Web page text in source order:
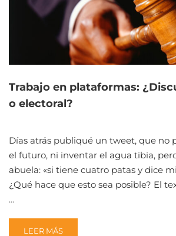
Trabajo en plataformas:
o electoral?
Días atrás publiqué un tweet, que no
el futuro, ni inventar el agua tibia,
abuela: «si tiene cuatro patas y dice
¿Qué hace que esto sea posible? El
…
READ
LEER MÁS